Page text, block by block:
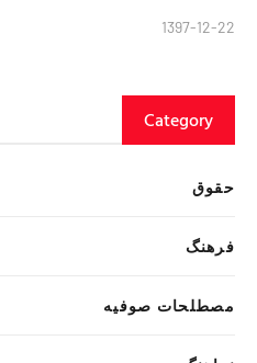
1397-12-22
Category
حقوق
فرهنگ
مصطلحات صوفیه